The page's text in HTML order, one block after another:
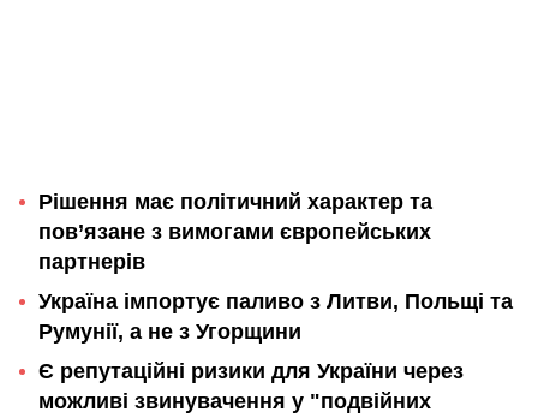
Рішення має політичний характер та
пов’язане з вимогами європейських
партнерів
Україна імпортує паливо з Литви, Польщі та
Румунії, а не з Угорщини
Є репутаційні ризики для України через
можливі звинувачення у "подвійних